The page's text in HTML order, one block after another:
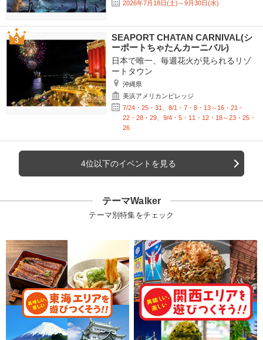
2026年7月18日(土)～9月30日(水)
SEAPORT CHATAN CARNIVAL(シ
ーポートちゃたんカーニバル)
日本で唯一、毎週花火が見られるリゾ
ートタウン
沖縄県
美浜アメリカンビレッジ
7/24・25・31、8/1・7・8・13～16・21・
22・28・29、9/4・5・11・12・18～23・25・
26
4位以下のイベントを見る
テーマWalker
テーマ別特集をチェック